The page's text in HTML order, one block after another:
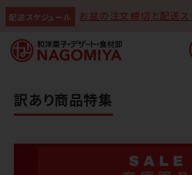
配送スケジュール お盆の注文締切と配送ス
訳あり商品特集
なごみやAIガイド
AIがなごみやの使い方をお答えします